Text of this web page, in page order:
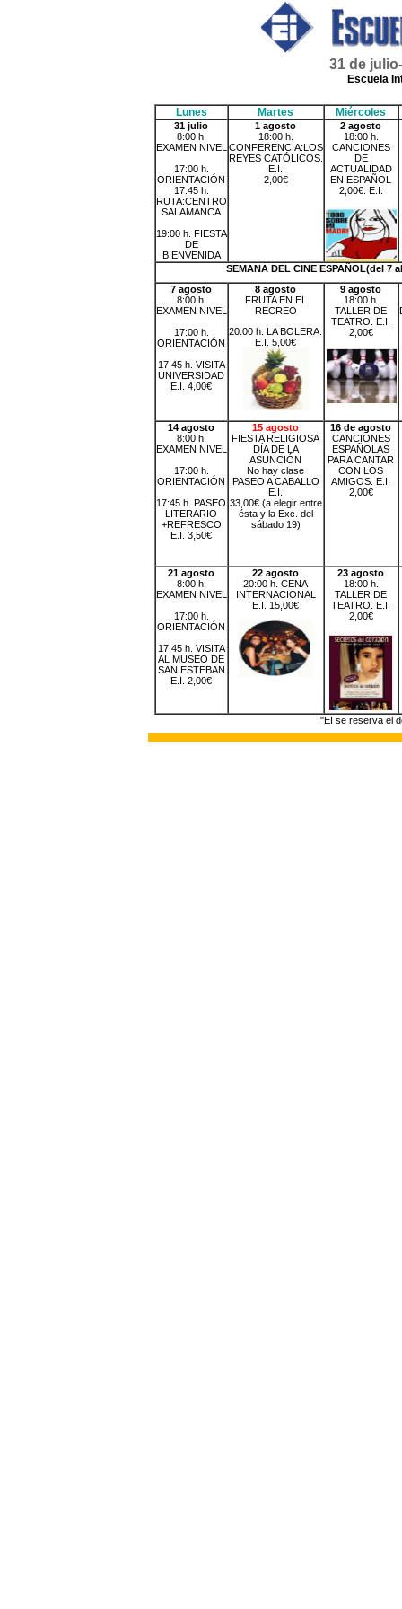
31 de
Escuela
Lunes Martes Miércoles
31 julio
8:00 h.
EXAMEN NIVEL
17:00 h.
ORIENTACIÓN
17:45 h.
RUTA:CENTRO
SALAMANCA
19:00 h. FIESTA
DE
BIENVENIDA
1 agosto
18:00 h.
CONFERENCIA:LOS
REYES CATÓLICOS.
E.I.
2,00€
2 agosto
18:00 h.
CANCIONES
DE
ACTUALIDAD
EN ESPAÑOL
2,00€. E.I.
SEMANA DEL CINE ESPAÑOL(del 7
7 agosto
8:00 h.
EXAMEN NIVEL
17:00 h.
ORIENTACIÓN
17:45 h. VISITA
UNIVERSIDAD
E.I. 4,00€
8 agosto
FRUTA EN EL
RECREO
20:00 h. LA BOLERA.
E.I. 5,00€
9 agosto
18:00 h.
TALLER DE
TEATRO. E.I.
2,00€
14 agosto
8:00 h.
EXAMEN NIVEL
17:00 h.
ORIENTACIÓN
17:45 h. PASEO
LITERARIO
+REFRESCO
E.I. 3,50€
15 agosto
FIESTA RELIGIOSA
DÍA DE LA
ASUNCIÓN
No hay clase
PASEO A CABALLO
E.I.
33,00€ (a elegir entre
ésta y la Exc. del
sábado 19)
16 de agosto
CANCIONES
ESPAÑOLAS
PARA CANTAR
CON LOS
AMIGOS. E.I.
2,00€
21 agosto
8:00 h.
EXAMEN NIVEL
17:00 h.
ORIENTACIÓN
17:45 h. VISITA
AL MUSEO DE
SAN ESTEBAN
E.I. 2,00€
22 agosto
20:00 h. CENA
INTERNACIONAL
E.I. 15,00€
23 agosto
18:00 h.
TALLER DE
TEATRO. E.I.
2,00€
"EI se reserva el